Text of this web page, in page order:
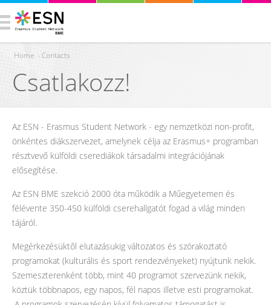
You are here
Home › Contacts
Csatlakozz!
Az ESN - Erasmus Student Network - egy nemzetközi non-profit,
önkéntes diákszervezet, amelynek célja az Erasmus+ programban
résztvevő külföldi cserediákok társadalmi integrációjának
elősegítése.
Az ESN BME szekció 2000 óta működik a Műegyetemen és
félévente 350-450 külföldi cserehallgatót fogad a világ minden
tájáról.
Megérkezésüktől elutazásukig változatos és szórakoztató
programokat (kulturális és sport rendezvényeket) nyújtunk nekik.
Szemeszterenként több, mint 40 programot szervezünk nekik,
köztük többnapos, egy napos, fél napos illetve esti programokat.